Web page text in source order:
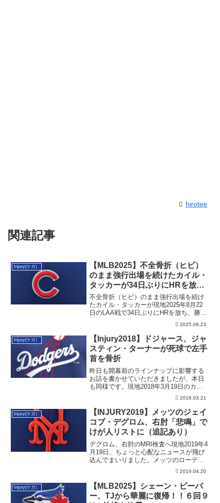
hirotee
関連記事
Injury(ケガ）
【MLB2025】不全骨折（ヒビ）
のまま強行出場を続けたカイル・
タッカーが34日ぶりにHRを放
ち、勝利に貢献！
不全骨折（ヒビ）のまま強行出場を続け
たカイル・タッカーが現地2025年8月22
日のLAA戦で34日ぶりにHRを放ち、勝利
2025.08.23
Injury(ケガ）
【Injury2018】ドジャース、ジャ
スティン・ターナーが死球で左手
首を骨折
昨日も開幕前のラインナップに影響する
お話を書かせていただきましたが、本日
も同様です。現地2018年3月19日のカク
2018.03.21
Injury(ケガ）
【INJURY2019】メッツのジェイ
コブ・デグロム、右肘「悲鳴」で
けが人リストに（追記あり）
デグロム、右肘のMRI検査へ現地2019年4
月19日、ちょっと心配なニュースが飛び
込んでまいりました。メッツのローテー
2019.04.20
Injury(ケガ）
【MLB2025】シェーン・ビーバ
ー、TJから華麗に復帰！！６回９